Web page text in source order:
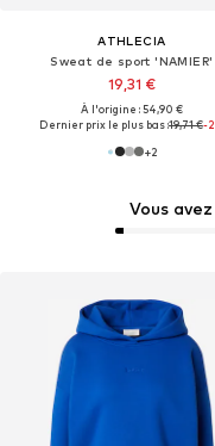
ATHLECIA
Sweat de sport 'NAMIER'
19,31 €
À l'origine : 54,90 €
Dernier prix le plus bas :19,71 €-
+2
Vous